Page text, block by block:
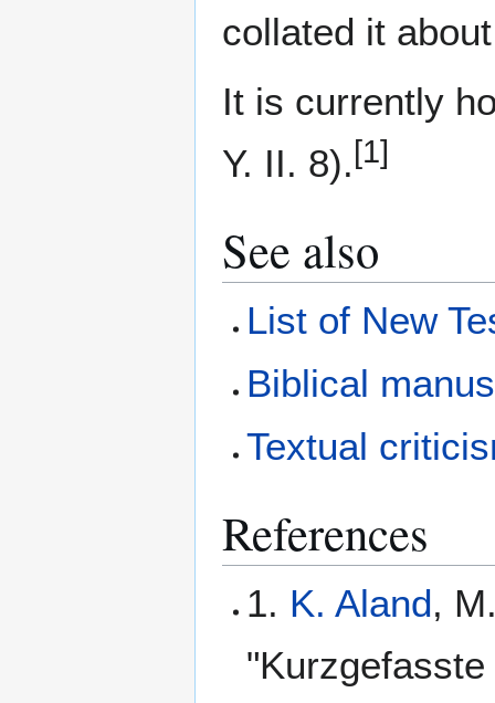
collated it
It is currently
Y. II. 8). [1]
See also
List of New
Biblical
Textual
References
1. K. Aland,